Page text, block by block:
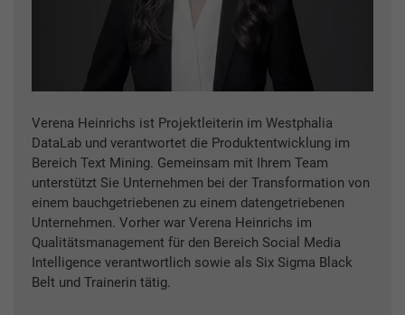
Verena Heinrichs ist Projektleiterin im Westphalia
DataLab und verantwortet die Produktentwicklung im
Bereich Text Mining. Gemeinsam mit Ihrem Team
unterstützt Sie Unternehmen bei der Transformation von
einem bauchgetriebenen zu einem datengetriebenen
Unternehmen. Vorher war Verena Heinrichs im
Qualitätsmanagement für den Bereich Social Media
Intelligence verantwortlich sowie als Six Sigma Black
Belt und Trainerin tätig.